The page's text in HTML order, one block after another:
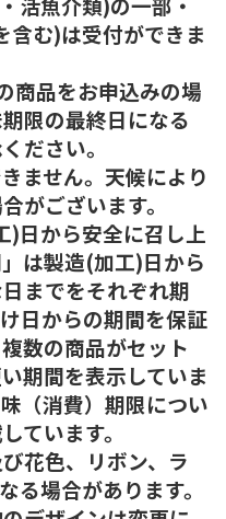
含む)は受付ができま
商品をお申込みの場
限の最終日になる
ださい。
ません。天候により
がございます。
日から安全に召し上
は製造(加工)日から
までをそれぞれ期
日からの期間を保証
数の商品がセット
期間を表示していま
（消費）期限につい
ています。
花色、リボン、ラ
る場合があります。